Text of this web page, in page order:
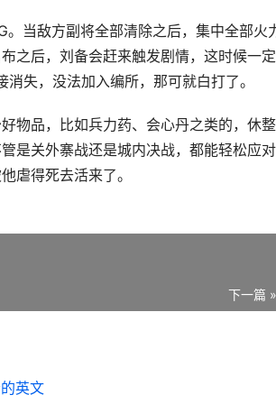
当敌方副将全部清除之后，集中全部火
之后，刘备会赶来触发剧情，这时候一
失，没法加入编所，那可就白打了。
物品，比如兵力药、会心丹之类的，休
是关外寨战还是城内决战，都能轻松应对
虐得死去活来了。
下一篇 »
英文